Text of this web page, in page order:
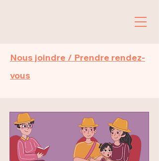
Nous joindre / Prendre rendez-
vous